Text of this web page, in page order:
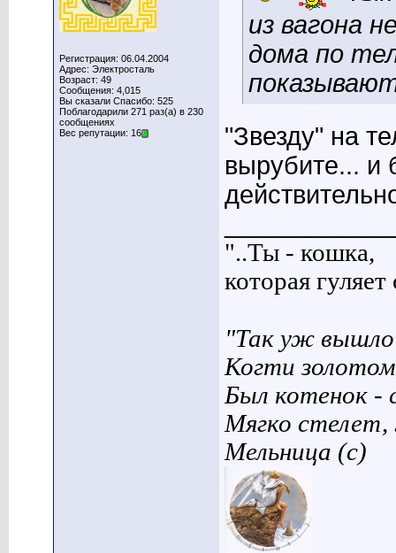
Регистрация: 06.04.2004
Адрес: Электросталь
Возраст: 49
Сообщения: 4,015
Вы сказали Спасибо: 525
Поблагодарили 271 раз(а) в 230
сообщениях
Вес репутации: 16
из вагона
дома по
"Звезду" на
вырубите... и
"..Ты - кошка,
которая
"Так уж вышло
Когти
Был котенок -
Мягко
Мельница (с)